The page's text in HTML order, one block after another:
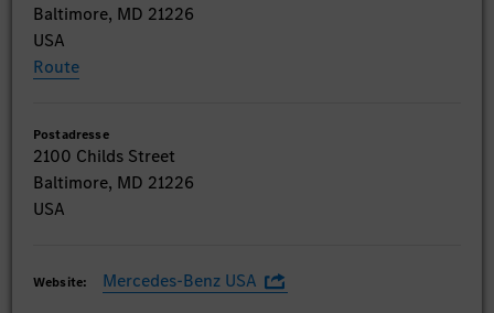
Baltimore, MD 21226
USA
Route
Postadresse
2100 Childs Street
Baltimore, MD 21226
USA
Website: Mercedes-Benz USA